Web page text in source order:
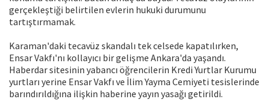
gerçekleştiği belirtilen evlerin hukuki durumunu
tartıştırmamak.
Karaman'daki tecavüz skandalı tek celsede kapatılırken,
Ensar Vakfı'nı kollayıcı bir gelişme Ankara'da yaşandı.
Haberdar sitesinin yabancı öğrencilerin Kredi Yurtlar Kurumu
yurtları yerine Ensar Vakfı ve İlim Yayma Cemiyeti tesislerinde
barındırıldığına ilişkin haberine yayın yasağı getirildi.